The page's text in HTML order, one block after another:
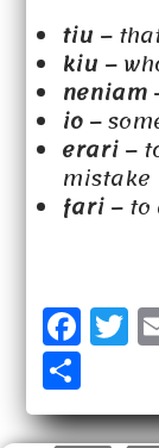
tiu –
kiu –
neniam
io–
erari–
mistake
fari– to
F
a
c
T
S
h